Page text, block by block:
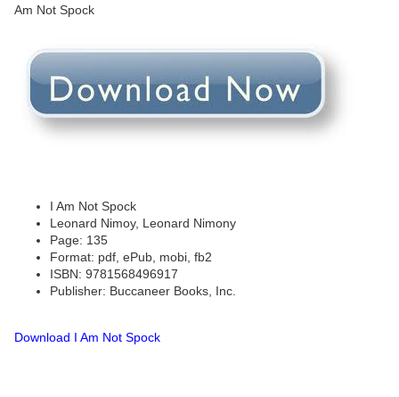
I Am Not Spock
Leonard Nimoy, Leonard Nimony
Page: 135
Format: pdf, ePub, mobi, fb2
ISBN: 9781568496917
Publisher: Buccaneer Books, Inc.
Download I Am Not Spock